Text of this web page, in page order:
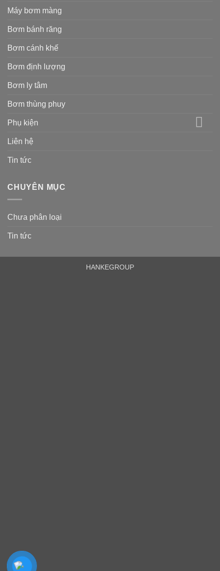
Máy bơm màng
Bơm bánh răng
Bơm cánh khế
Bơm định lượng
Bơm ly tâm
Bơm thùng phuy
Phụ kiện
Liên hệ
Tin tức
CHUYÊN MỤC
Chưa phân loại
Tin tức
HANKEGROUP